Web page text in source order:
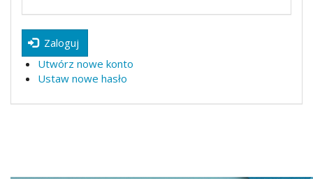
Zaloguj
Utwórz nowe konto
Ustaw nowe hasło